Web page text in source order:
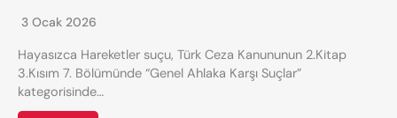
3 Ocak 2026
Hayasızca Hareketler suçu, Türk Ceza Kanununun 2.Kitap
3.Kısım 7. Bölümünde “Genel Ahlaka Karşı Suçlar”
kategorisinde…